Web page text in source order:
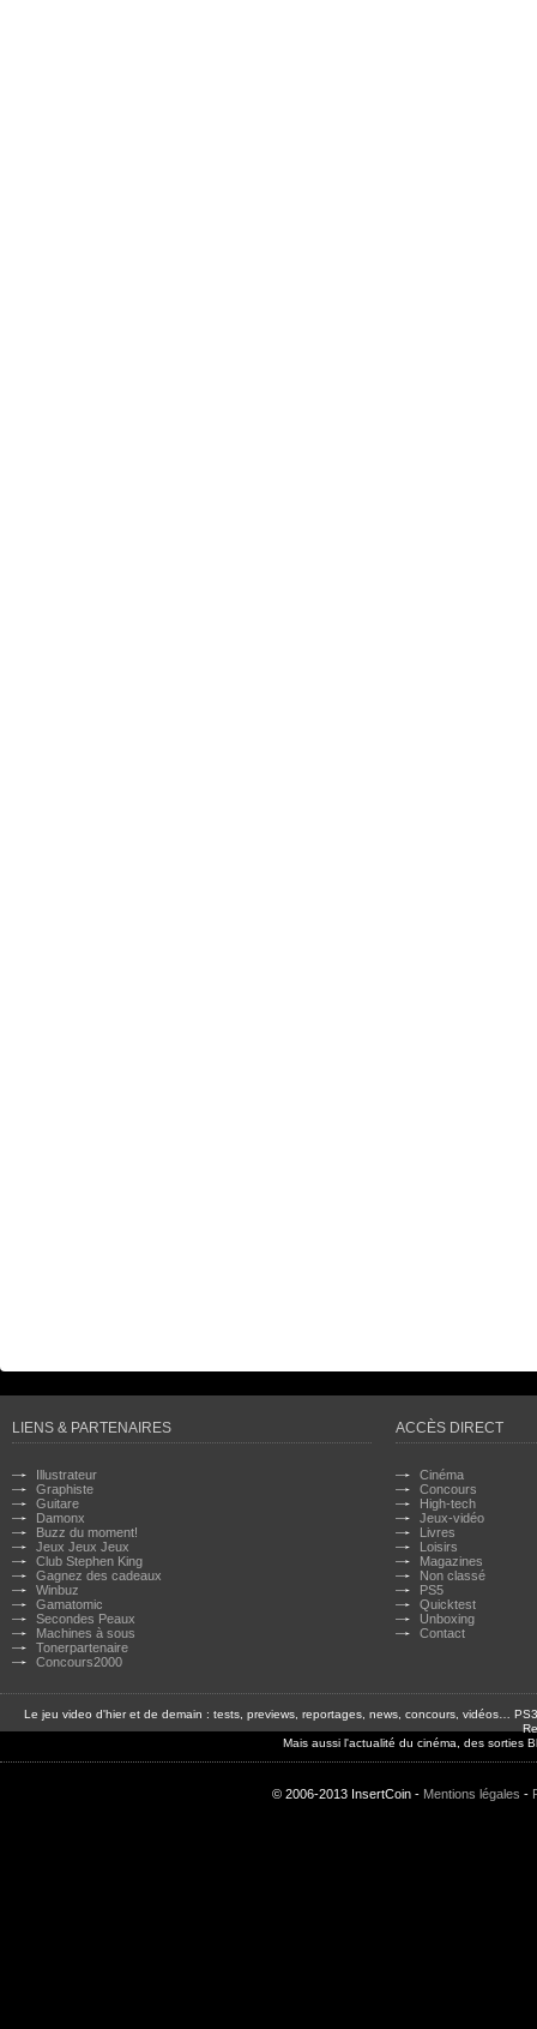
LIENS & PARTENAIRES
Illustrateur
Graphiste
Guitare
Damonx
Buzz du moment!
Jeux Jeux Jeux
Club Stephen King
Gagnez des cadeaux
Winbuz
Gamatomic
Secondes Peaux
Machines à sous
Tonerpartenaire
Concours2000
ACCÈS DIRECT
Cinéma
Concours
High-tech
Jeux-vidéo
Livres
Loisirs
Magazines
Non classé
PS5
Quicktest
Unboxing
Contact
Le jeu video d'hier et de demain : tests, previews, reportages, news, concours, vidéos…
Mais aussi l'actualité du cinéma, des sorties
© 2006-2013 InsertCoin - Mentions légales -